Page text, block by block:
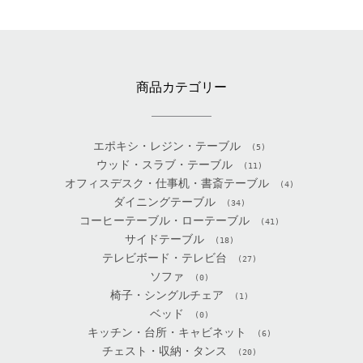
商品カテゴリー
エポキシ・レジン・テーブル (5)
ウッド・スラブ・テーブル (11)
オフィスデスク・仕事机・書斎テーブル (4)
ダイニングテーブル (34)
コーヒーテーブル・ローテーブル (41)
サイドテーブル (18)
テレビボード・テレビ台 (27)
ソファ (0)
椅子・シングルチェア (1)
ベッド (0)
キッチン・台所・キャビネット (6)
チェスト・収納・タンス (20)